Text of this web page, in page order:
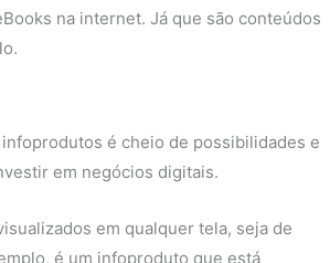
na internet. Já que são conteúdos
é cheio de possibilidades e
em negócios digitais.
em qualquer tela, seja de
é um infoproduto que está